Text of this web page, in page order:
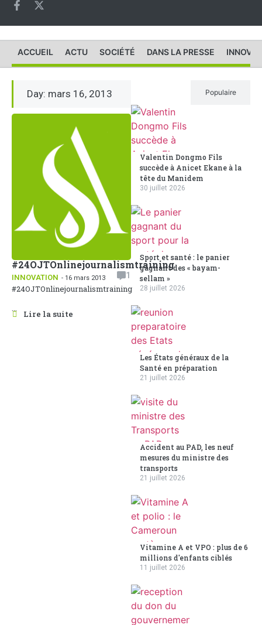
ACCUEIL ACTU SOCIÉTÉ DANS LA PRESSE
Day: mars 16, 2013
#24OJTOnlinejournalismtraining
INNOVATION - 16 mars 2013
1
#24OJTOnlinejournalismtraining
...
Lire la suite
Populaire
Valentin Dongmo Fils
succède à Anicet Ekane à la
tête du Manidem
30 juillet 2026
Sport et santé : le panier
gagnant des « bayam-
sellam »
28 juillet 2026
Les États généraux de la
Santé en préparation
21 juillet 2026
Accident au PAD, les neuf
mesures du ministre des
transports
21 juillet 2026
Vitamine A et VPO : plus de 6
millions d'enfants ciblés
11 juillet 2026